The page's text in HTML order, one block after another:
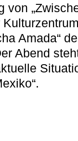
von
Amada“
Abend